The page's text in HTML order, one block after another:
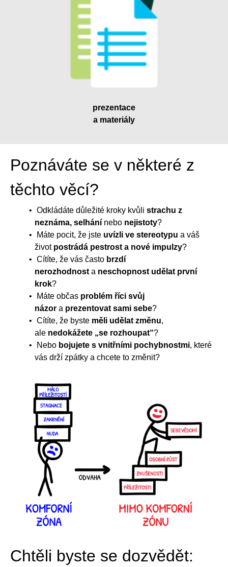
prezentace
a materiály
Poznáváte se v některé z
těchto věcí?
Odkládáte důležité kroky kvůli strachu z
neznáma, selhání nebo nejistoty?
Máte pocit, že jste uvízli ve stereotypu a váš
život postrádá pestrost a nové impulzy?
Cítíte, že vás často brzdí
nerozhodnost a neschopnost udělat první
krok?
Máte občas problém říci svůj
názor a prezentovat sami sebe?
Cítíte, že byste měli udělat změnu,
ale nedokážete „se rozhoupat“?
Nebo bojujete s vnitřními pochybnostmi, které
vás drží zpátky a chcete to změnit?
Chtěli byste se dozvědět: